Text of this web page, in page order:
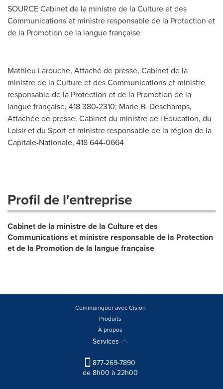
SOURCE Cabinet de la ministre de la Culture et des
Communications et ministre responsable de la Protection et
de la Promotion de la langue française
Mathieu Larouche, Attaché de presse, Cabinet de la
ministre de la Culture et des Communications et ministre
responsable de la Protection et de la Promotion de la
langue française, 418 380-2310; Marie B. Deschamps,
Attachée de presse, Cabinet du ministre de l'Éducation, du
Loisir et du Sport et ministre responsable de la région de la
Capitale-Nationale, 418 644-0664
Profil de l'entreprise
Cabinet de la ministre de la Culture et des
Communications et ministre responsable de la Protection
et de la Promotion de la langue française
Communiquer avec Cision
Produits
À propos
Services
877-269-7890
de 8h00 à 22h00